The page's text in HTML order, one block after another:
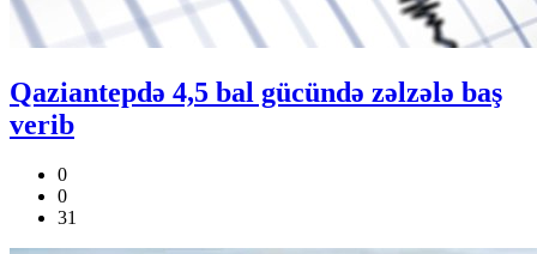
Qaziantepdə 4,5 bal gücündə zəlzələ baş
verib
0
0
31